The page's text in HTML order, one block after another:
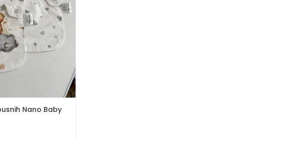
Nano Baby